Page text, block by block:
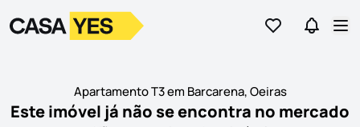
Ir para osIr para
LogoIr para a homepage
Apartamento T3 em Barcarena, Oeiras
Este imóvel já não se encontra no mercado